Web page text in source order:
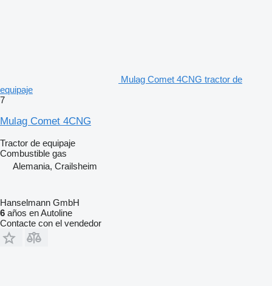
Mulag Comet 4CNG tractor de
equipaje
7
Mulag Comet 4CNG
Tractor de equipaje
Combustible gas
Alemania, Crailsheim
Hanselmann GmbH
6 años en Autoline
Contacte con el vendedor